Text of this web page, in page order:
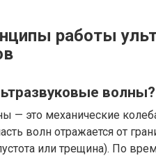
работы
волны?
— это механические
волн отражается от
или трещина). По